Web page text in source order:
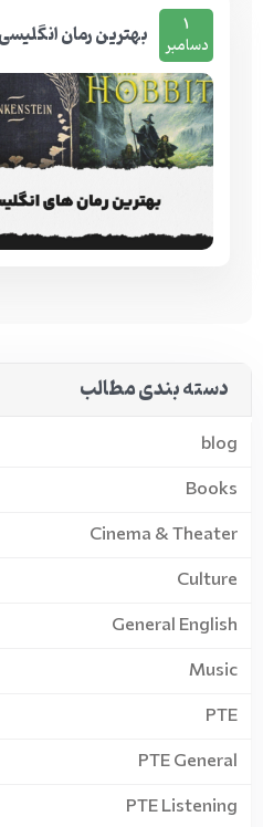
1
دسامبر بهترین رمان
دسته بندی مطالب
blog
Books
Cinema & Theater
Culture
General English
Music
PTE
PTE General
PTE Listening